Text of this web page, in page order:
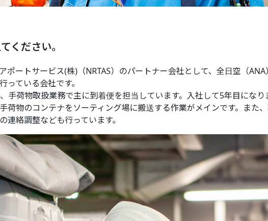
ください。
ポートサービス(株)（NRTAS）のパートナー会社として、全日空（
ている会社です。
手荷物取扱業務で主に到着便を担当しています。入社して5年目になり
荷物のコンテナをソーティング場に搬送する作業がメインです。また
絡調整なども行っています。